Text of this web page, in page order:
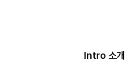
Intro 소개